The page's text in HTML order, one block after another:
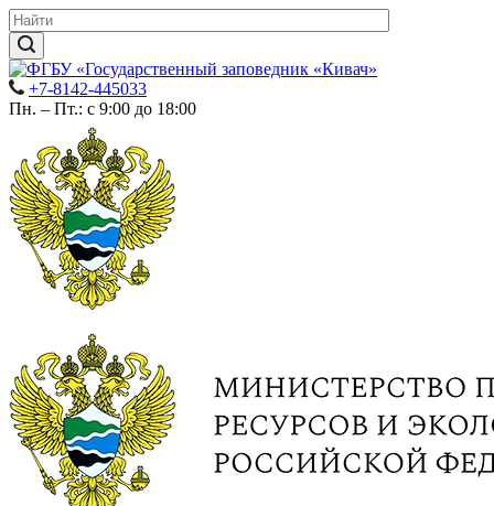
+7-8142-445033
Пн. – Пт.: с 9:00 до 18:00